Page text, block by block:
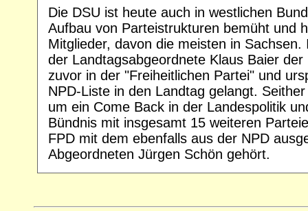
Die DSU ist heute auch in westlichen
Aufbau von Parteistrukturen bemüht und
Mitglieder, davon die meisten in
der Landtagsabgeordnete Klaus Baier
zuvor in der "Freiheitlichen Partei" und
NPD-Liste in den Landtag gelangt.
um ein Come Back in der Landespolitik
Bündnis mit insgesamt 15 weiteren
FPD mit dem ebenfalls aus der NPD
Abgeordneten Jürgen Schön gehört.